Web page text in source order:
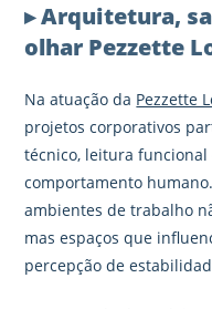
▸ Arquitetura,
olhar Pezzette
Na atuação da Pezzette
projetos corporativos
técnico, leitura funcional
comportamento
ambientes de trabalho
mas espaços que
percepção de